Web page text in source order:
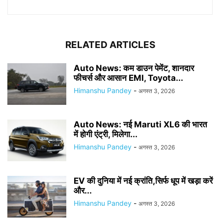
RELATED ARTICLES
Auto News: कम डाउन पेमेंट, शानदार
फीचर्स और आसान EMI, Toyota...
Himanshu Pandey - अगस्त 3, 2026
Auto News: नई Maruti XL6 की भारत
में होगी एंट्री, मिलेगा...
Himanshu Pandey - अगस्त 3, 2026
EV की दुनिया में नई क्रांति,सिर्फ धूप में खड़ा करें
और...
Himanshu Pandey - अगस्त 3, 2026